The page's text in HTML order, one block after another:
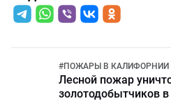
#ПОЖАРЫ В КАЛИФОРНИИ
Лесной пожар
золотодобытчиков